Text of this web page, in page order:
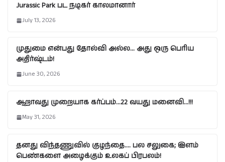
Jurassic Park பட நடிகர் காலமானார்
July 13, 2026
முதுமை என்பது தோல்வி அல்ல… அது ஒரு பெரிய
அதிர்ஷ்டம்!
June 30, 2026
ஆறாவது முறையாக கர்ப்பம்…22 வயது மனைவி…!!!
May 31, 2026
தனது விந்தணுவில் குழந்தை…. பல சலுகை; இளம்
பெண்களை அழைக்கும் உலகப் பிரபலம்!